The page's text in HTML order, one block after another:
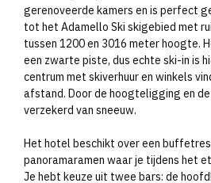
gerenoveerde kamers en is perfect
tot het Adamello Ski skigebied met
tussen 1200 en 3016 meter hoogte.
een zwarte piste, dus echte ski-in is
centrum met skiverhuur en winkels
afstand. Door de hoogteligging en
verzekerd van sneeuw.
Het hotel beschikt over een
panoramaramen waar je tijdens het
Je hebt keuze uit twee bars: de